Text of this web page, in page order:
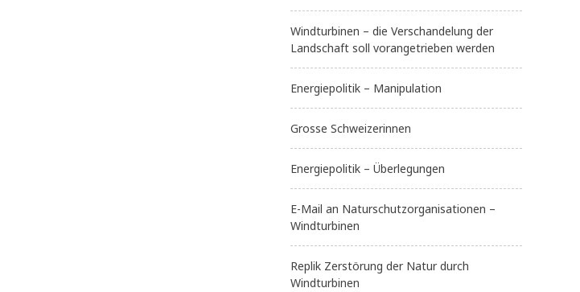
Windturbinen – die Verschandelung der
Landschaft soll vorangetrieben werden
Energiepolitik – Manipulation
Grosse Schweizerinnen
Energiepolitik – Überlegungen
E-Mail an Naturschutzorganisationen –
Windturbinen
Replik Zerstörung der Natur durch
Windturbinen